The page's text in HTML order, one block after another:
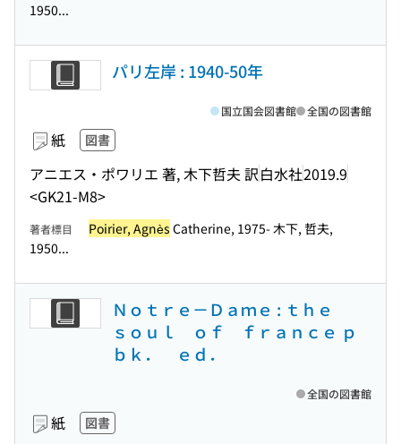
1950...
パリ左岸 : 1940-50年
紙 図書
アニエス・ポワリエ 著, 木下哲夫 訳白水社2019.9
<GK21-M8>
国立国会図書館 全国の図書館
著者標目 Poirier, Agnès Catherine, 1975- 木下, 哲夫,
1950...
Ｎｏｔｒｅ－Ｄａｍｅ : ｔｈｅ
ｓｏｕｌ ｏｆ ｆｒａｎｃｅ ｐ
ｂｋ． ｅｄ．
紙 図書
全国の図書館